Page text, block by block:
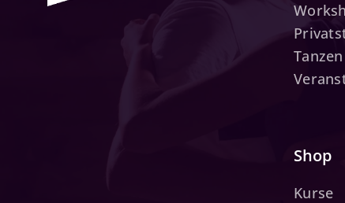
Shop
Kurse